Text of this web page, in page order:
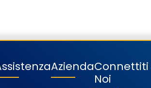
AziendaConnettiti
Noi